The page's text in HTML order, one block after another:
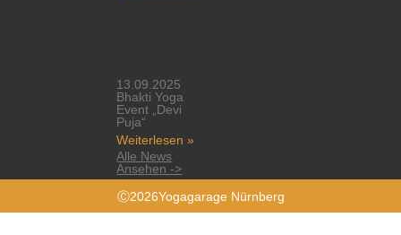
13.09.2025
Bhakti Yoga
Event „Devi
Puja“
Weiterlesen »
Alle News
Ansehen ->
Ⓒ2026Yogagarage Nürnberg